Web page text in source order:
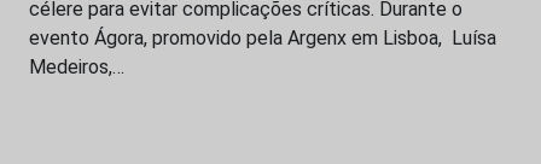
célere para evitar complicações críticas. Durante o
evento Ágora, promovido pela Argenx em Lisboa, Luísa
Medeiros,…